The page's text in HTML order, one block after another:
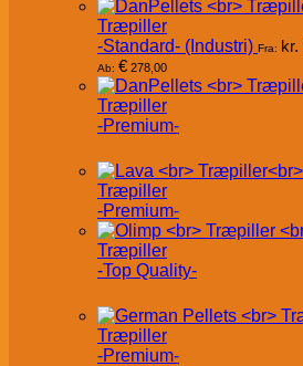
Træpiller
-Standard- (Industri) Fra: kr.
Ab: € 278,00
Træpiller
-Premium-
Træpiller
-Premium-
Træpiller
-Top Quality-
Træpiller
-Premium-